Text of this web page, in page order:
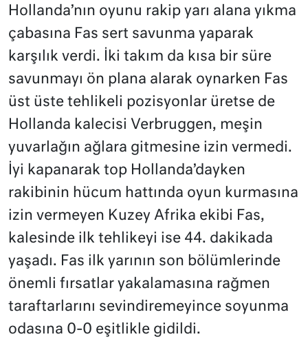
Hollanda’nın oyunu rakip yarı alana yıkma
çabasına Fas sert savunma yaparak
karşılık verdi. İki takım da kısa bir süre
savunmayı ön plana alarak oynarken Fas
üst üste tehlikeli pozisyonlar üretse de
Hollanda kalecisi Verbruggen, meşin
yuvarlağın ağlara gitmesine izin vermedi.
İyi kapanarak top Hollanda’dayken
rakibinin hücum hattında oyun kurmasına
izin vermeyen Kuzey Afrika ekibi Fas,
kalesinde ilk tehlikeyi ise 44. dakikada
yaşadı. Fas ilk yarının son bölümlerinde
önemli fırsatlar yakalamasına rağmen
taraftarlarını sevindiremeyince soyunma
odasına 0-0 eşitlikle gidildi.